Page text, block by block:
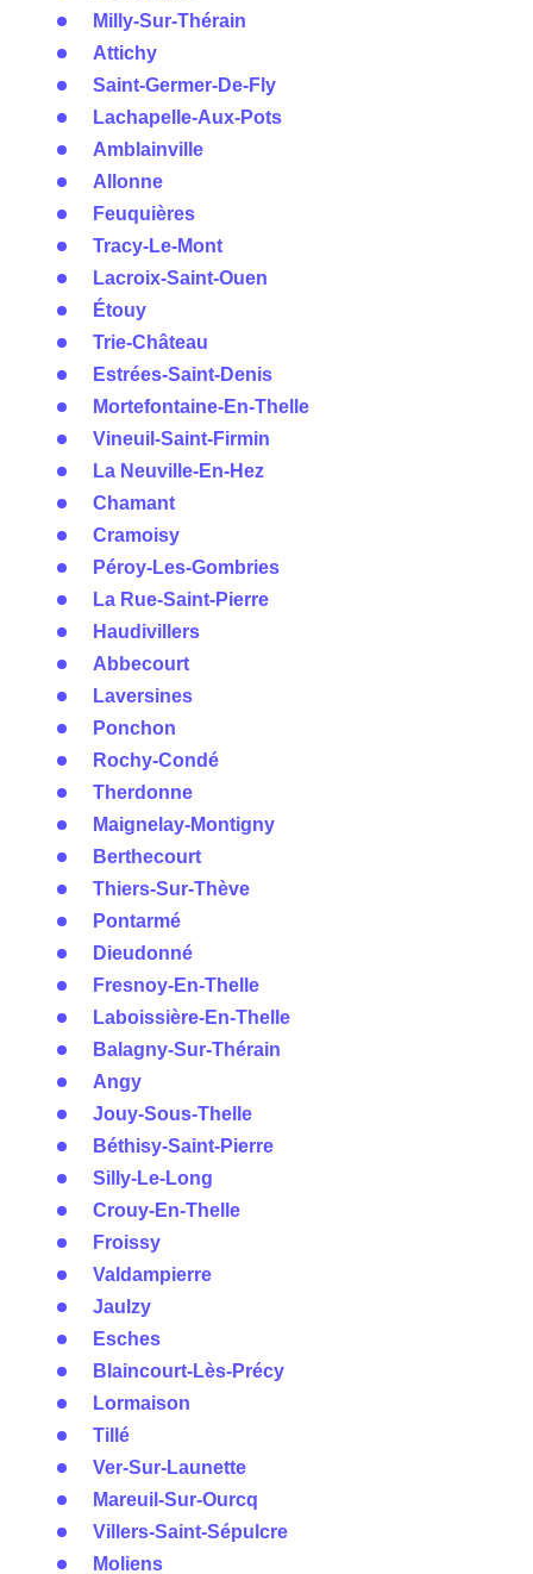
Milly-Sur-Thérain
Attichy
Saint-Germer-De-Fly
Lachapelle-Aux-Pots
Amblainville
Allonne
Feuquières
Tracy-Le-Mont
Lacroix-Saint-Ouen
Étouy
Trie-Château
Estrées-Saint-Denis
Mortefontaine-En-Thelle
Vineuil-Saint-Firmin
La Neuville-En-Hez
Chamant
Cramoisy
Péroy-Les-Gombries
La Rue-Saint-Pierre
Haudivillers
Abbecourt
Laversines
Ponchon
Rochy-Condé
Therdonne
Maignelay-Montigny
Berthecourt
Thiers-Sur-Thève
Pontarmé
Dieudonné
Fresnoy-En-Thelle
Laboissière-En-Thelle
Balagny-Sur-Thérain
Angy
Jouy-Sous-Thelle
Béthisy-Saint-Pierre
Silly-Le-Long
Crouy-En-Thelle
Froissy
Valdampierre
Jaulzy
Esches
Blaincourt-Lès-Précy
Lormaison
Tillé
Ver-Sur-Launette
Mareuil-Sur-Ourcq
Villers-Saint-Sépulcre
Moliens